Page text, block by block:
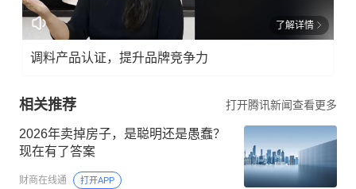
了解详情
调料产品认证，提升品牌竞争力
相关推荐 打开腾讯新闻查看更多
2026年卖掉房子，是聪明还是愚蠢？
现在有了答案
财商在线通 打开APP